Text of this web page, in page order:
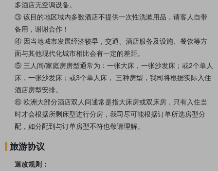
多酒店无空调设备。
③ 该目的地区域内多数酒店不提供一次性洗漱用品，请客人自带
备用，谢谢合作！
④ 因当地城市发展经济较早，交通、酒店服务及设施、餐饮等方
面与其他现代化城市相比会有一定的差距。
⑤ 三人间/家庭房房型通常为：一张大床，一张沙发床；或2个单人
床，一张沙发床；或3个单人床， 三种房型，我司将根据实际入住
酒店房型安排。
⑥ 欧洲大部分酒店双人间通常是指大床房或双床房，只有入住当
时才会根据所剩床型进行分房，我司尽可能根据订单所选房型分
配，如分配到与订单房型不符也敬请理解。
旅游协议
退改规则：